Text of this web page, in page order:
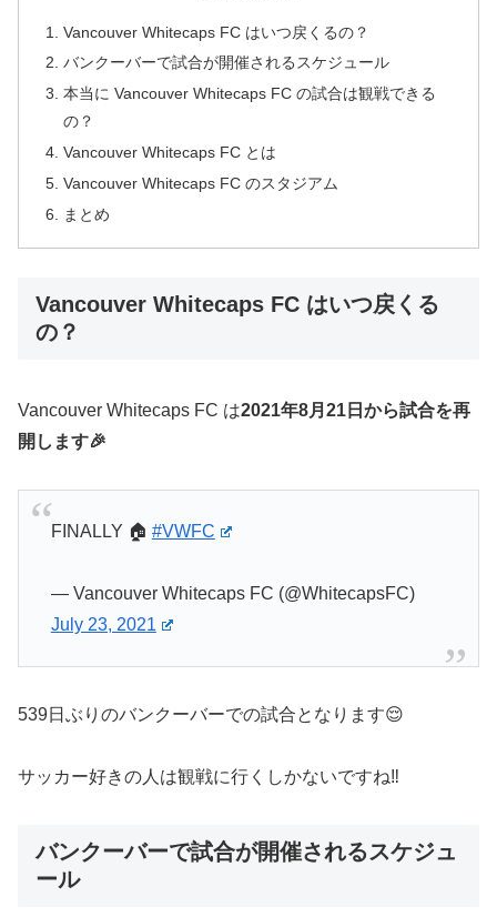
Vancouver Whitecaps FC はいつ戻くるの？
バンクーバーで試合が開催されるスケジュール
本当に Vancouver Whitecaps FC の試合は観戦できる
の？
Vancouver Whitecaps FC とは
Vancouver Whitecaps FC のスタジアム
まとめ
Vancouver Whitecaps FC はいつ戻くる
の？
Vancouver Whitecaps FC は2021年8月21日から試合を再
開します🎉
FINALLY 🏠 #VWFC
— Vancouver Whitecaps FC (@WhitecapsFC)
July 23, 2021
539日ぶりのバンクーバーでの試合となります😌
サッカー好きの人は観戦に行くしかないですね‼️
バンクーバーで試合が開催されるスケジュ
ール